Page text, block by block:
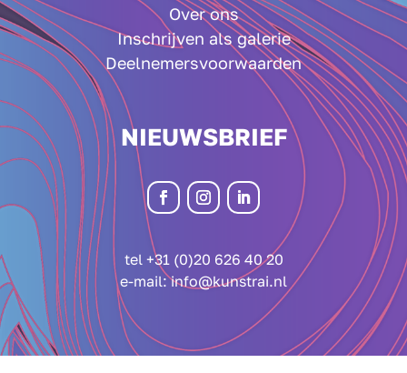
Over ons
Inschrijven als galerie
Deelnemersvoorwaarden
NIEUWSBRIEF
tel +31 (0)20 626 40 20
e-mail:info@kunstrai.nl